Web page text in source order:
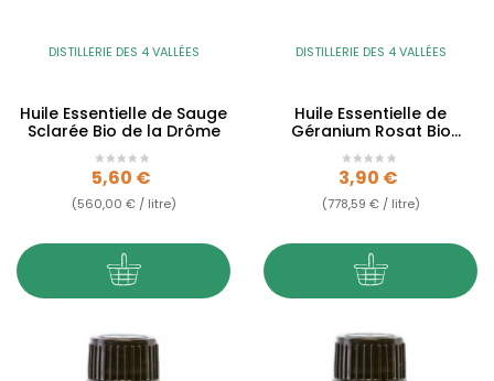
DISTILLERIE DES 4 VALLÉES
Huile Essentielle de Sauge
Sclarée Bio de la Drôme
Prix
5,60 €
(560,00 € / litre)
DISTILLERIE DES 4 VALLÉES
Huile Essentielle de
Géranium Rosat Bio
Distillée dans la Drôme
Prix
3,90 €
(778,59 € / litre)